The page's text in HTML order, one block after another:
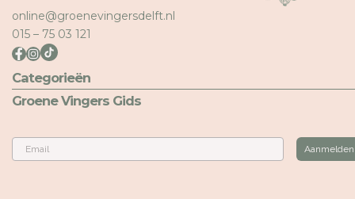
online@groenevingersdelft.nl
015 – 75 03 121
Categorieën
Groene Vingers Gids
Email
Aanmelden